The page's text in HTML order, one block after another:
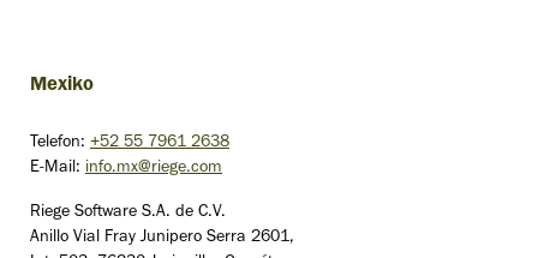
Mexiko
Telefon: +52 55 7961 2638
E-Mail: info.mx@riege.com
Riege Software S.A. de C.V.
Anillo Vial Fray Junipero Serra 2601,